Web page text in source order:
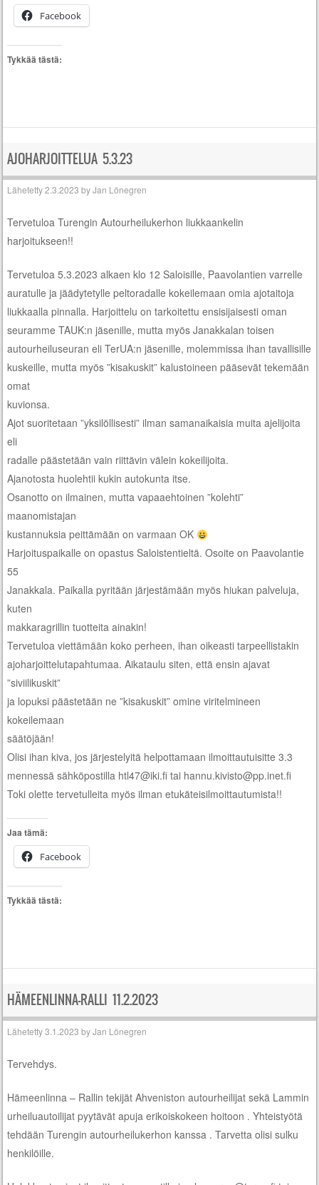
Facebook
Tykkää tästä:
AJOHARJOITTELUA 5.3.23
Lähetetty2.3.2023 byJan Lönegren
Tervetuloa Turengin Autourheilukerhon liukkaankelin
harjoitukseen!!
Tervetuloa 5.3.2023 alkaen klo 12 Saloisille, Paavolantien varrelle
auratulle ja jäädytetylle peltoradalle kokeilemaan omia ajotaitoja
liukkaalla pinnalla. Harjoittelu on tarkoitettu ensisijaisesti oman
seuramme TAUK:n jäsenille, mutta myös Janakkalan toisen
autourheiluseuran eli TerUA:n jäsenille, molemmissa ihan tavallisille
kuskeille, mutta myös ”kisakuskit” kalustoineen pääsevät tekemään
omat
kuvionsa.
Ajot suoritetaan ”yksilöllisesti” ilman samanaikaisia muita ajelijoita
eli
radalle päästetään vain riittävin välein kokeilijoita.
Ajanotosta huolehtii kukin autokunta itse.
Osanotto on ilmainen, mutta vapaaehtoinen ”kolehti”
maanomistajan
kustannuksia peittämään on varmaan OK
Harjoituspaikalle on opastus Saloistentieltä. Osoite on Paavolantie
55
Janakkala. Paikalla pyritään järjestämään myös hiukan palveluja,
kuten
makkaragrillin tuotteita ainakin!
Tervetuloa viettämään koko perheen, ihan oikeasti tarpeellistakin
ajoharjoittelutapahtumaa. Aikataulu siten, että ensin ajavat
”siviilikuskit”
ja lopuksi päästetään ne ”kisakuskit” omine viritelmineen
kokeilemaan
säätöjään!
Olisi ihan kiva, jos järjestelyitä helpottamaan ilmoittautuisitte 3.3
mennessä sähköpostilla htl47@iki.fi tai hannu.kivisto@pp.inet.fi
Toki olette tervetulleita myös ilman etukäteisilmoittautumista!!
Jaa tämä:
Facebook
Tykkää tästä:
HÄMEENLINNA-RALLI 11.2.2023
Lähetetty3.1.2023 byJan Lönegren
Tervehdys.
Hämeenlinna – Rallin tekijät Ahveniston autourheilijat sekä Lammin
urheiluautoilijat pyytävät apuja erikoiskokeen hoitoon . Yhteistyötä
tehdään Turengin autourheilukerhon kanssa . Tarvetta olisi sulku
henkilöille.